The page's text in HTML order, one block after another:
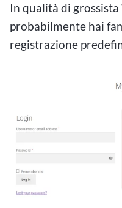
In qualità di
probabilmente hai
registrazione